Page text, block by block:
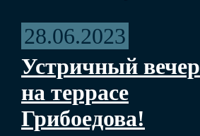
28.06.2023
Устричный вечер
на террасе
Грибоедова!